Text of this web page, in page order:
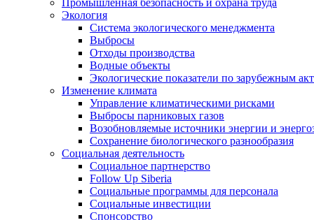
Промышленная безопасность и охрана труда
Экология
Система экологического менеджмента
Выбросы
Отходы производства
Водные объекты
Экологические показатели по зарубежным
Изменение климата
Управление климатическими рисками
Выбросы парниковых газов
Возобновляемые источники энергии и
Сохранение биологического разнообразия
Социальная деятельность
Социальное партнерство
Follow Up Siberia
Социальные программы для персонала
Социальные инвестиции
Спонсорство